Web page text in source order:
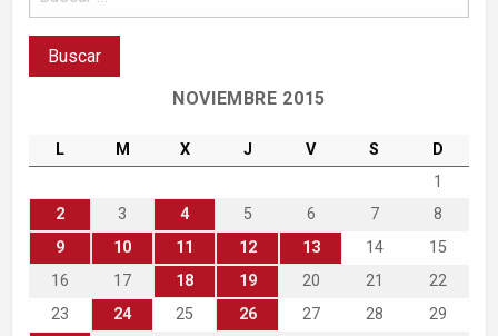
NOVIEMBRE 2015
L M X J V S
D
1
2
3 4 5 6 7
8
9
10 11 12 13 14
15
16
17 18 19 20 21
22
23
24 25 26 27 28
29